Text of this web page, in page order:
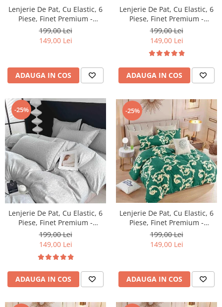
Lenjerie De Pat, Cu Elastic, 6
Piese, Finet Premium -
LPBF6PE22
199,00 Lei
149,00 Lei
ADAUGA IN COS
Lenjerie De Pat, Cu Elastic, 6
Piese, Finet Premium -
LPBF6PE23
199,00 Lei
149,00 Lei
ADAUGA IN COS
-25%
Lenjerie De Pat, Cu Elastic, 6
Piese, Finet Premium -
LPBF6PE24
199,00 Lei
149,00 Lei
ADAUGA IN COS
-25%
Lenjerie De Pat, Cu Elastic, 6
Piese, Finet Premium -
LPBF6PE25
199,00 Lei
149,00 Lei
ADAUGA IN COS